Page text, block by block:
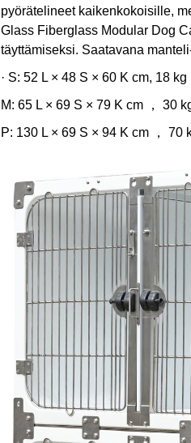
pyörätelineet kaikenkokoisille,
Glass Fiberglass Modular Dog
täyttämiseksi. Saatavana
· S: 52 L × 48 S × 60 K cm, 18 kg
M: 65 L × 69 S × 79 K cm ， 30
P: 130 L × 69 S × 94 K cm ， 70